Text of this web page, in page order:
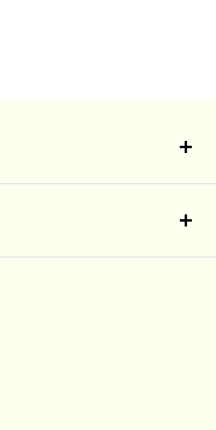
號舖
Street, Mong